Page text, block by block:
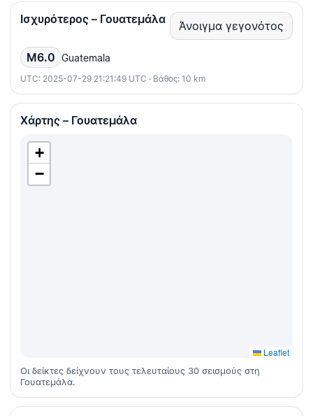
Ισχυρότερος – Γουατεμάλα Άνοιγμα γεγονότος
M6.0 Guatemala
UTC: 2025-07-29 21:21:49 UTC · Βάθος: 10 km
Χάρτης – Γουατεμάλα
+
−
Leaflet
Οι δείκτες δείχνουν τους τελευταίους 30 σεισμούς στη
Γουατεμάλα.